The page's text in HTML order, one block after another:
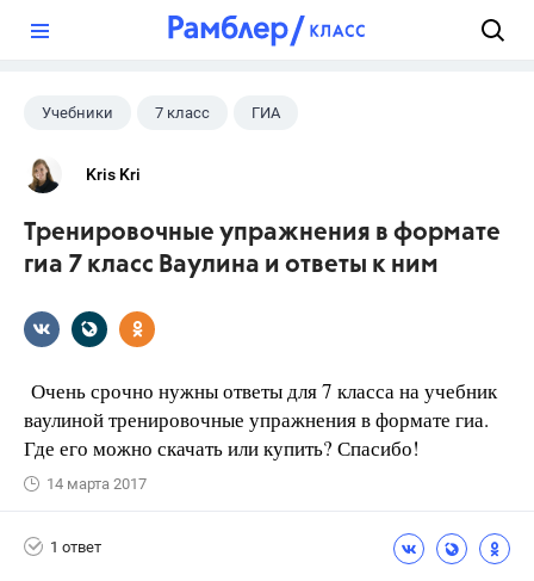
Учебники 7 класс ГИА
Kris Kri
Тренировочные упражнения в формате
гиа 7 класс Ваулина и ответы к ним
Очень срочно нужны ответы для 7 класса на учебник
ваулиной тренировочные упражнения в формате гиа.
Где его можно скачать или купить? Спасибо!
14 марта 2017
1 ответ